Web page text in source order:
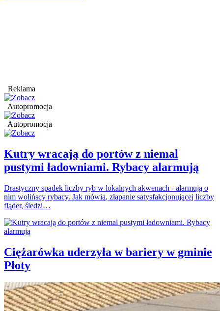
Reklama
Autopromocja
Autopromocja
Kutry wracają do portów z niemal
pustymi ładowniami. Rybacy alarmują
Drastyczny spadek liczby ryb w lokalnych akwenach - alarmują o
nim wolińscy rybacy. Jak mówią, złapanie satysfakcjonującej liczby
fląder, śledzi…
Ciężarówka uderzyła w bariery w gminie
Płoty